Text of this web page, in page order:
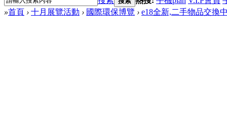
»首頁 › 十月展覽活動 › 國際環保博覽 › e18全新,二手物品交換